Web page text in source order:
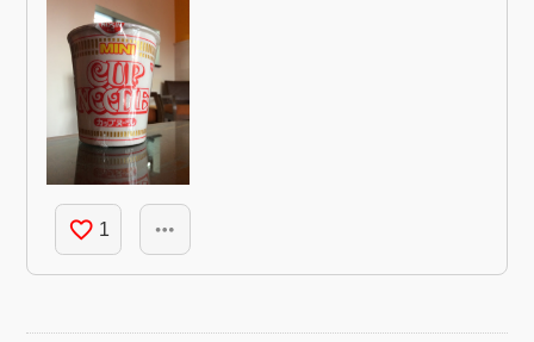
favorite_border 1 more_horiz